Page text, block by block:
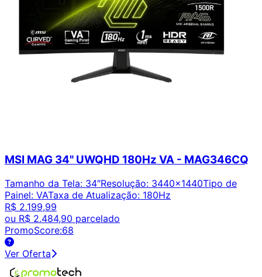
MSI MAG 34" UWQHD 180Hz VA - MAG346CQ
Tamanho da Tela: 34″Resolução: 3440x1440Tipo de
Painel: VATaxa de Atualização: 180Hz
R$ 2.199,99
ou R$ 2.484,90 parcelado
PromoScore:68
Ver Oferta